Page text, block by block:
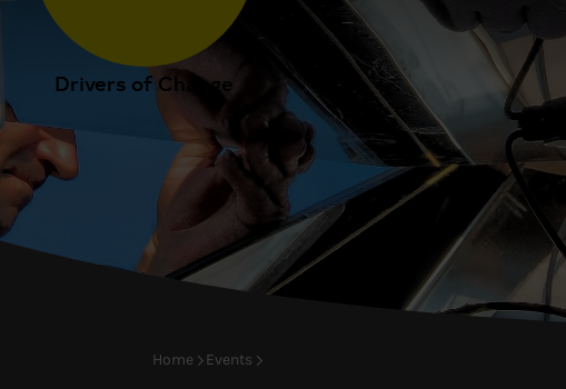
Drivers of Change
Home Events